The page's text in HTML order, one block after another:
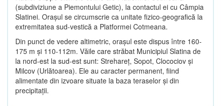
(subdiviziune a Piemontului Getic), la contactul ei cu Câmpia
Slatinei. Oraşul se circumscrie ca unitate fizico-geografică la
extremitatea sud-vestică a Platformei Cotmeana.
Din punct de vedere altimetric, oraşul este dispus între 160-
175 m şi 110-112m. Văile care străbat Municipiul Slatina de
la nord-est la sud-est sunt: Strehareţ, Sopot, Clocociov şi
Milcov (Urlătoarea). Ele au caracter permanent, fiind
alimentate din izvoare situate la baza teraselor şi din
precipitaţii.